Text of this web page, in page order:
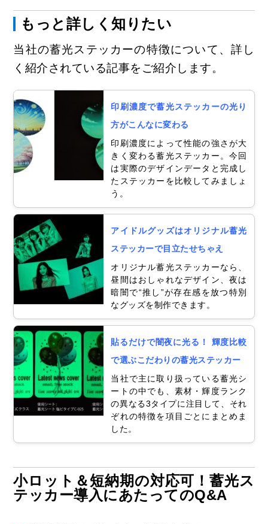
もっと詳しく知りたい
当社の蓄光ステッカーの特徴について、詳し
く紹介されている記事をご紹介します。
印刷濃度で蓄光ステッカーの光り
方がこんなに変わる
印刷濃度によって性能の強さが大
きく変わる蓄光ステッカー。今回
は実際のデザインデータと完成し
たステッカーを比較してみましょ
う。
アイドルグッズはオリジナル蓄光
ステッカーで目立たせちゃえ
オリジナル蓄光ステッカーなら、
昼間はおしゃれなデザイン、夜は
暗闇で“推し”が存在感を放つ特別
なグッズを制作できます。
貼るだけで闇夜に光る！ 輝度比較
で選ぶこだわりの蓄光ステッカー
当社で主に取り扱っている蓄光シ
ートの中でも、素材・輝度ランク
の異なる3タイプに注目して、それ
ぞれの特徴を項目ごとにまとめま
した。
小ロット＆短納期の対応可！蓄光ス
テッカー導入にあたってのQ&A